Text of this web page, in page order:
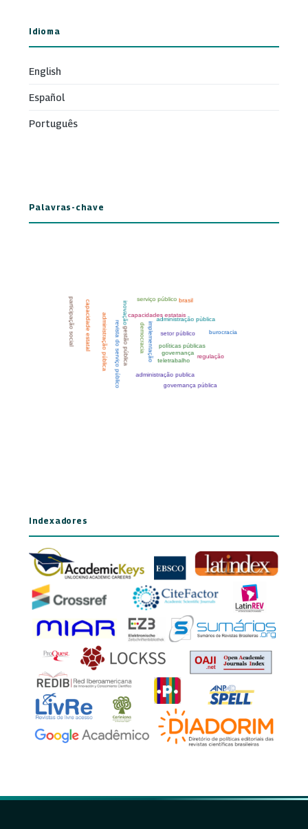
Idioma
English
Español
Português
Palavras-chave
Indexadores